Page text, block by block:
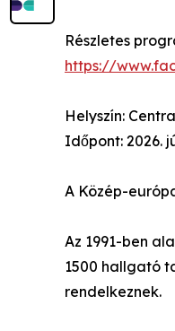
Részletes
https://
Helyszín:
Időpont: 2026.
A Közép-
Az 1991-ben
1500 hallgató
rendelkeznek.